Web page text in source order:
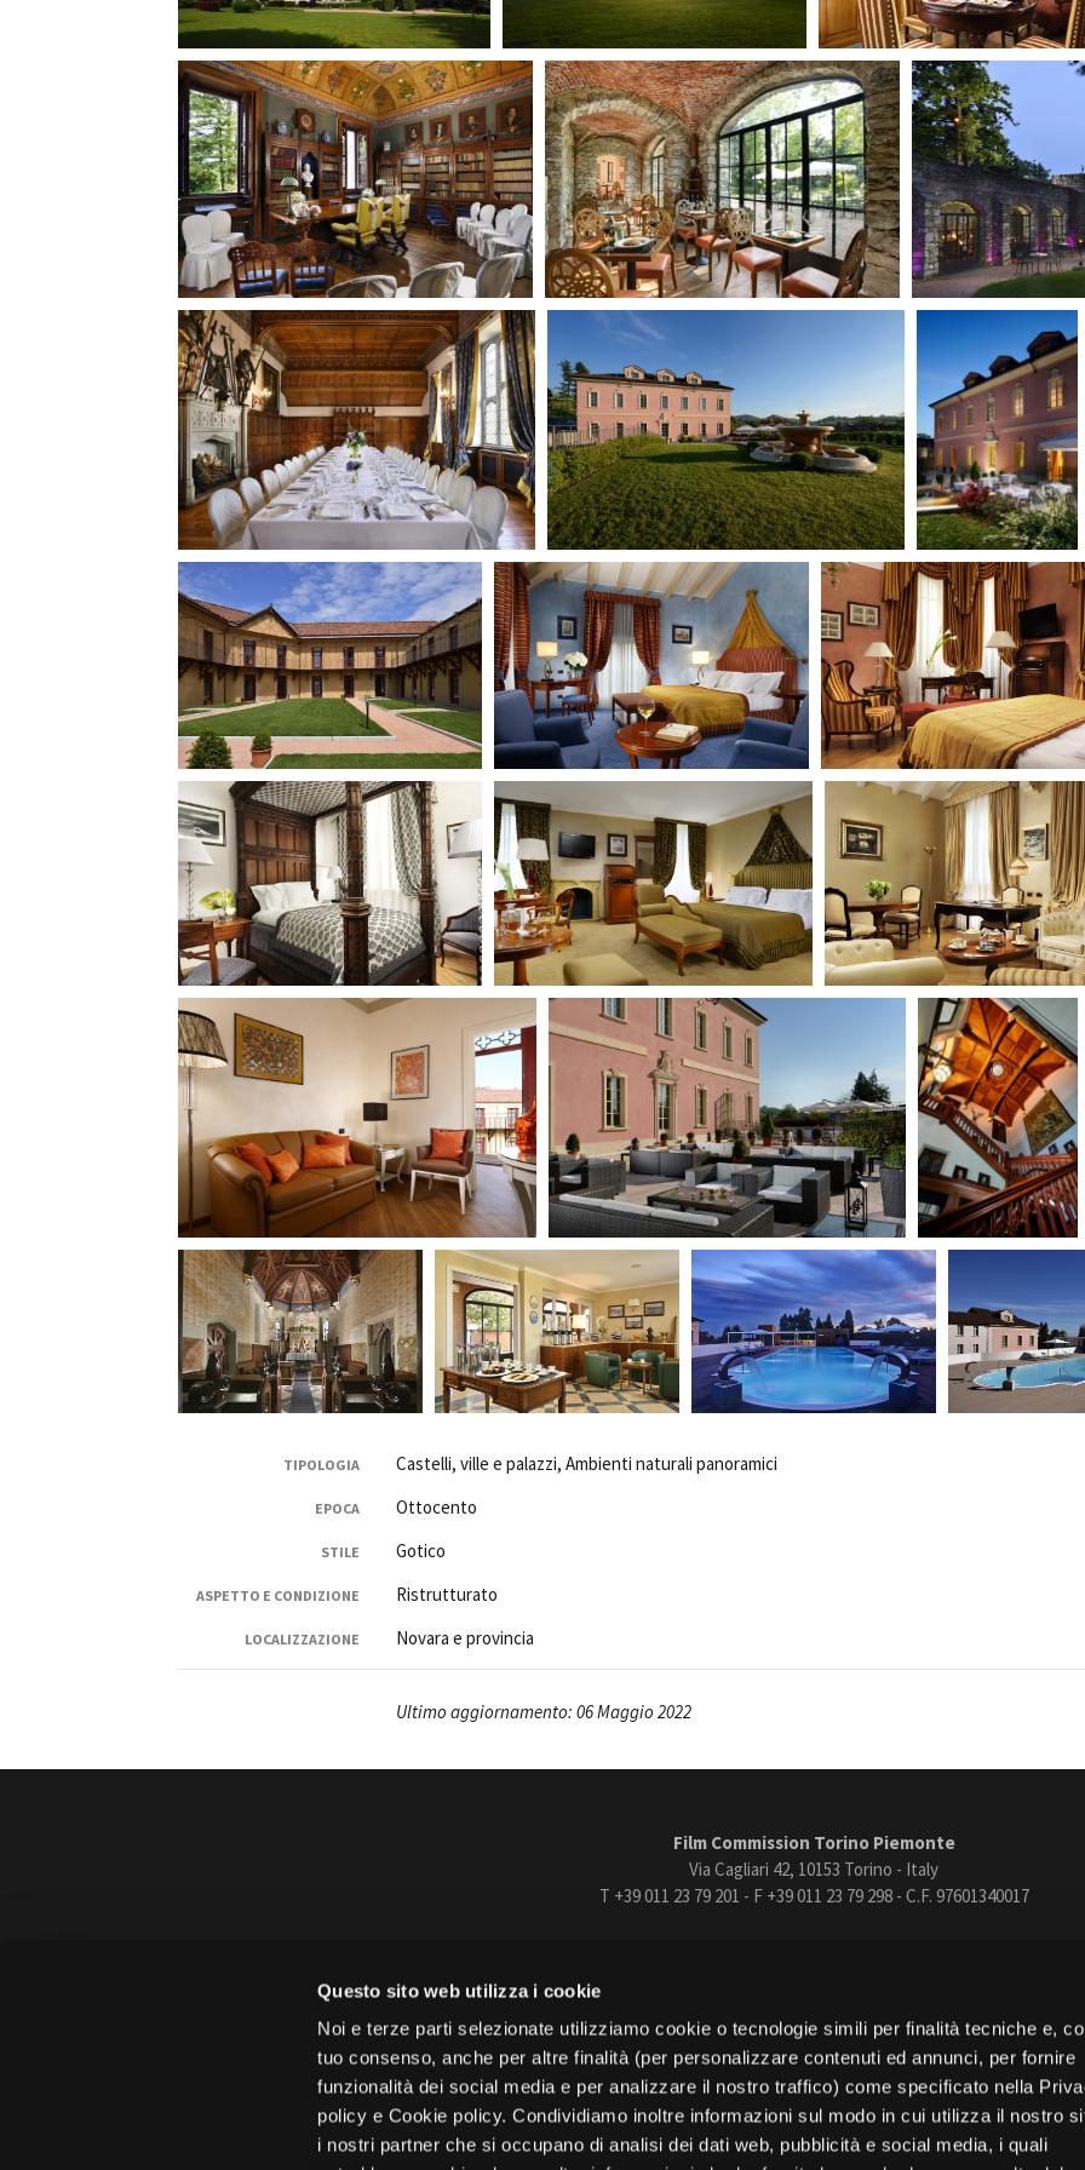
Questo sito web utilizza i cookie
Noi e terze parti selezionate utilizziamo cookie o tecnologie simili per finalità tecniche e,
tuo consenso, anche per altre finalità (per personalizzare contenuti ed annunci, per fornire
funzionalità dei social media e per analizzare il nostro traffico) come specificato nella
policy e Cookie policy. Condividiamo inoltre informazioni sul modo in cui utilizza il nostro
i nostri partner che si occupano di analisi dei dati web, pubblicità e social media, i quali
Rete regionale
Bilancio sociale
Amministrazione trasparente
Bandi e gare
Sostenibilità ambientale
SERVIZI
Servizi generali
Location scouting
Spazi nella sede FCTP
Sala Casting
Sala Paolo Tenna
FILM FUNDS
Piemonte Film Tv Fund
Piemonte Film Tv Development Fund
Piemonte Doc Film Fund
Short Film Fund
LOCATION GUIDE
FILM DATABASE
BOOK DATABASE
NEWS
CASTING
Anteprime in Piemonte
TFI Torino Film Industry - Production
Days
Avenue Cove - Erasmus +
Guarda che storia!
La Grazia - Immagini e location della
Torino di Paolo Sorrentino
Open Day
Ciak in TOur!
Days
Locarno
Mostra
Toronto
Torino
David di
Nastri
Premio
Lavora
Stage -
Elenco
Amministrazione trasparente Bandi e gare Contatti Privacy Cookie policy Whistleblowing
TIPOLOGIA Castelli, ville e palazzi, Ambienti naturali panoramici
EPOCA Ottocento
STILE Gotico
ASPETTO E CONDIZIONE Ristrutturato
LOCALIZZAZIONE Novara e provincia
Ultimo aggiornamento: 06 Maggio 2022
Film Commission Torino Piemonte
Via Cagliari 42, 10153 Torino - Italy
T +39 011 23 79 201 - F +39 011 23 79 298 - C.F. 97601340017
FacebookInstagramYoutubeVimeo